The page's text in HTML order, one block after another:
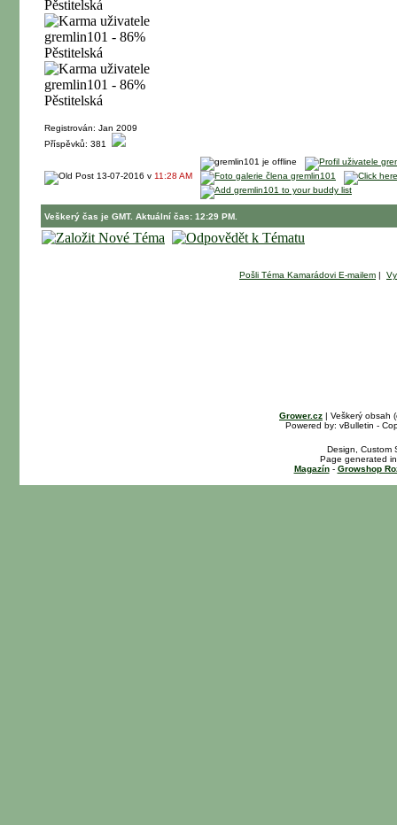
Registrován: Jan 2009
Příspěvků: 381
13-07-2016 v 11:28 AM
Veškerý čas je GMT. Aktuální čas: 12:29 PM.
Pošli Téma Kamarádovi E-mailem |
Grower.cz | Veškerý obsah
Powered by: vBulletin -
Design, Custom
Page generated
Magazín- Growshop